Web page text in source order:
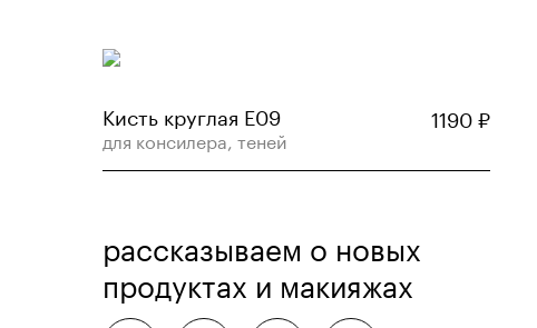
Кисть круглая Е09
для консилера, теней
1190₽
рассказываем о новых
продуктах и макияжах